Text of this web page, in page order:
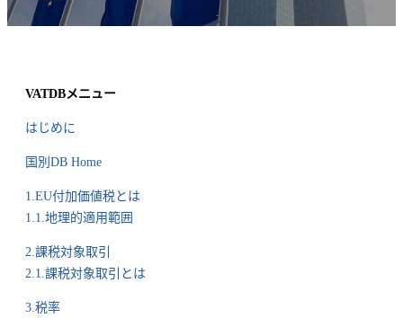
VATDBメニュー
はじめに
国別DB Home
1.EU付加価値税とは
1.1.地理的適用範囲
2.課税対象取引
2.1.課税対象取引とは
3.税率